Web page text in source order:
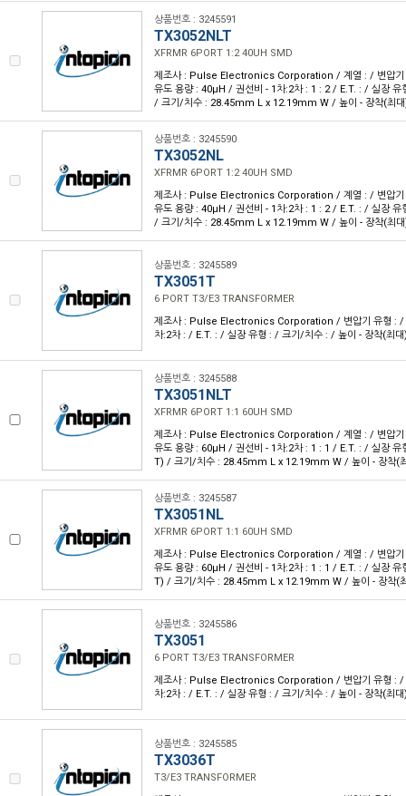
상품번호 : 3245591
TX3052NLT
XFRMR 6PORT 1:2 40UH SMD
제조사 : Pulse Electronics Corporation / 계열 : / 변압
유도 용량 : 40µH / 권선비 - 1차:2차 : 1 : 2 / E.T. : / 실장 유
/ 크기/치수 : 28.45mm L x 12.19mm W / 높이 - 장착(최
상품번호 : 3245590
TX3052NL
XFRMR 6PORT 1:2 40UH SMD
제조사 : Pulse Electronics Corporation / 계열 : / 변압
유도 용량 : 40µH / 권선비 - 1차:2차 : 1 : 2 / E.T. : / 실장 유
/ 크기/치수 : 28.45mm L x 12.19mm W / 높이 - 장착(최
상품번호 : 3245589
TX3051T
6 PORT T3/E3 TRANSFORMER
제조사 : Pulse Electronics Corporation / 변압기 유형 : /
차:2차 : / E.T. : / 실장 유형 : / 크기/치수 : / 높이 - 장착(최
상품번호 : 3245588
TX3051NLT
XFRMR 6PORT 1:1 60UH SMD
제조사 : Pulse Electronics Corporation / 계열 : / 변압
유도 용량 : 60µH / 권선비 - 1차:2차 : 1 : 1 / E.T. : / 실장 유
T) / 크기/치수 : 28.45mm L x 12.19mm W / 높이 - 장착(
상품번호 : 3245587
TX3051NL
XFRMR 6PORT 1:1 60UH SMD
제조사 : Pulse Electronics Corporation / 계열 : / 변압
유도 용량 : 60µH / 권선비 - 1차:2차 : 1 : 1 / E.T. : / 실장 유
T) / 크기/치수 : 28.45mm L x 12.19mm W / 높이 - 장착(
상품번호 : 3245586
TX3051
6 PORT T3/E3 TRANSFORMER
제조사 : Pulse Electronics Corporation / 변압기 유형 : /
차:2차 : / E.T. : / 실장 유형 : / 크기/치수 : / 높이 - 장착(최
상품번호 : 3245585
TX3036T
T3/E3 TRANSFORMER